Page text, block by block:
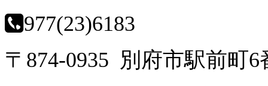
0977(23)6183
〒874-0935 別府市駅前町